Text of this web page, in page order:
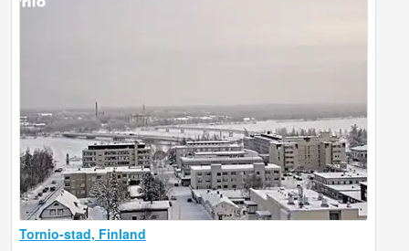
Tornio-stad, Finland